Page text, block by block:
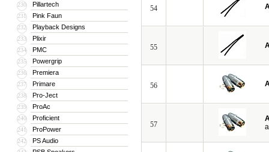
230 Pillartech
231 Pink Faun
232 Playback Designs
233 Plixir
234 PMC
235 Powergrip
236 Premiera
237 Primare
238 Pro-Ject
239 ProAc
240 Proficient
241 ProPower
242 PS Audio
54
55
56
57